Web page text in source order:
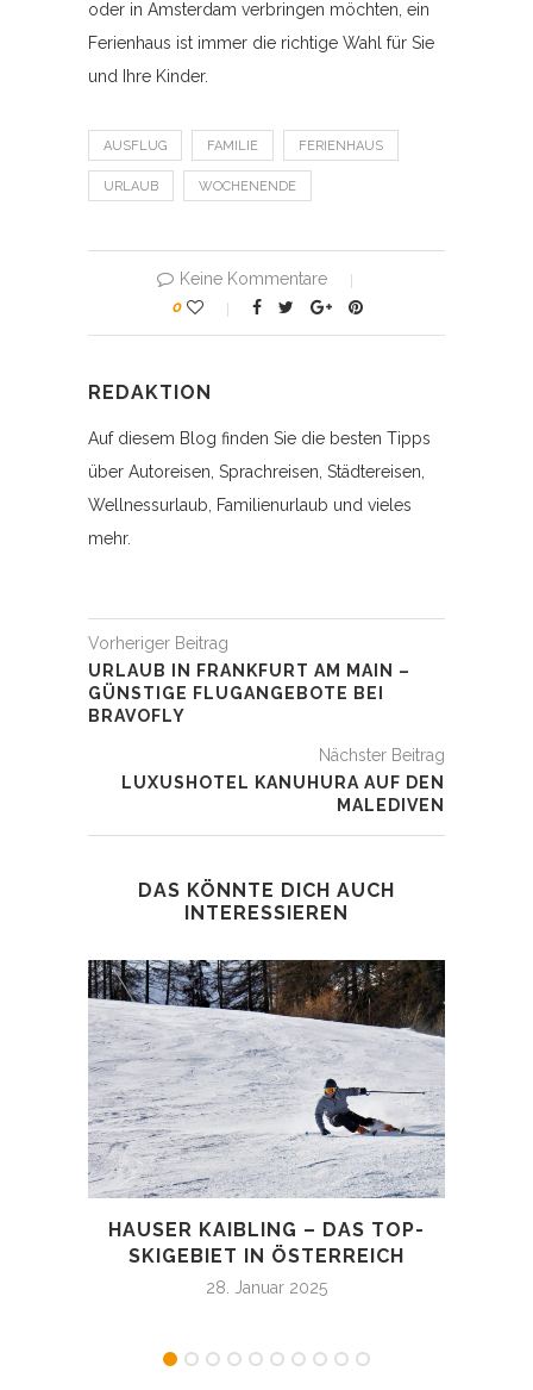
oder in Amsterdam verbringen möchten, ein
Ferienhaus ist immer die richtige Wahl für Sie
und Ihre Kinder.
AUSFLUG FAMILIE FERIENHAUS
URLAUB WOCHENENDE
Keine Kommentare
0
REDAKTION
Auf diesem Blog finden Sie die besten Tipps
über Autoreisen, Sprachreisen, Städtereisen,
Wellnessurlaub, Familienurlaub und vieles
mehr.
Vorheriger Beitrag
URLAUB IN FRANKFURT AM MAIN –
GÜNSTIGE FLUGANGEBOTE BEI
BRAVOFLY
Nächster Beitrag
LUXUSHOTEL KANUHURA AUF DEN
MALEDIVEN
DAS KÖNNTE DICH AUCH
INTERESSIEREN
HAUSER KAIBLING – DAS TOP-
SKIGEBIET IN ÖSTERREICH
28. Januar 2025